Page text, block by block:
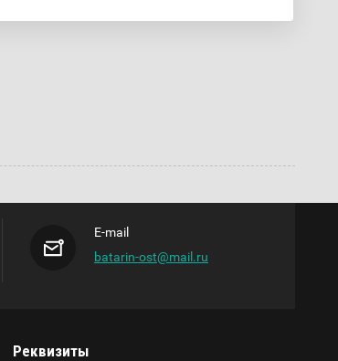
E-mail
batarin-ost@mail.ru
Реквизиты